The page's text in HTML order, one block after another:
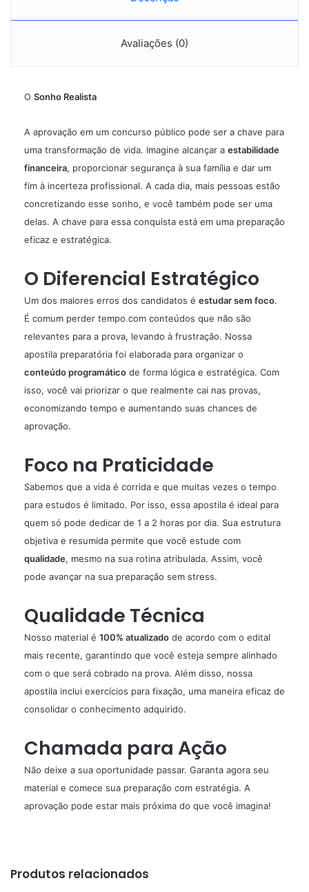
Avaliações (0)
O Sonho Realista
A aprovação em um concurso público pode ser a chave para
uma transformação de vida. Imagine alcançar a estabilidade
financeira, proporcionar segurança à sua família e dar um
fim à incerteza profissional. A cada dia, mais pessoas estão
concretizando esse sonho, e você também pode ser uma
delas. A chave para essa conquista está em uma preparação
eficaz e estratégica.
O Diferencial Estratégico
Um dos maiores erros dos candidatos é estudar sem foco.
É comum perder tempo com conteúdos que não são
relevantes para a prova, levando à frustração. Nossa
apostila preparatória foi elaborada para organizar o
conteúdo programático de forma lógica e estratégica. Com
isso, você vai priorizar o que realmente cai nas provas,
economizando tempo e aumentando suas chances de
aprovação.
Foco na Praticidade
Sabemos que a vida é corrida e que muitas vezes o tempo
para estudos é limitado. Por isso, essa apostila é ideal para
quem só pode dedicar de 1 a 2 horas por dia. Sua estrutura
objetiva e resumida permite que você estude com
qualidade, mesmo na sua rotina atribulada. Assim, você
pode avançar na sua preparação sem stress.
Qualidade Técnica
Nosso material é 100% atualizado de acordo com o edital
mais recente, garantindo que você esteja sempre alinhado
com o que será cobrado na prova. Além disso, nossa
apostila inclui exercícios para fixação, uma maneira eficaz de
consolidar o conhecimento adquirido.
Chamada para Ação
Não deixe a sua oportunidade passar. Garanta agora seu
material e comece sua preparação com estratégia. A
aprovação pode estar mais próxima do que você imagina!
Produtos relacionados